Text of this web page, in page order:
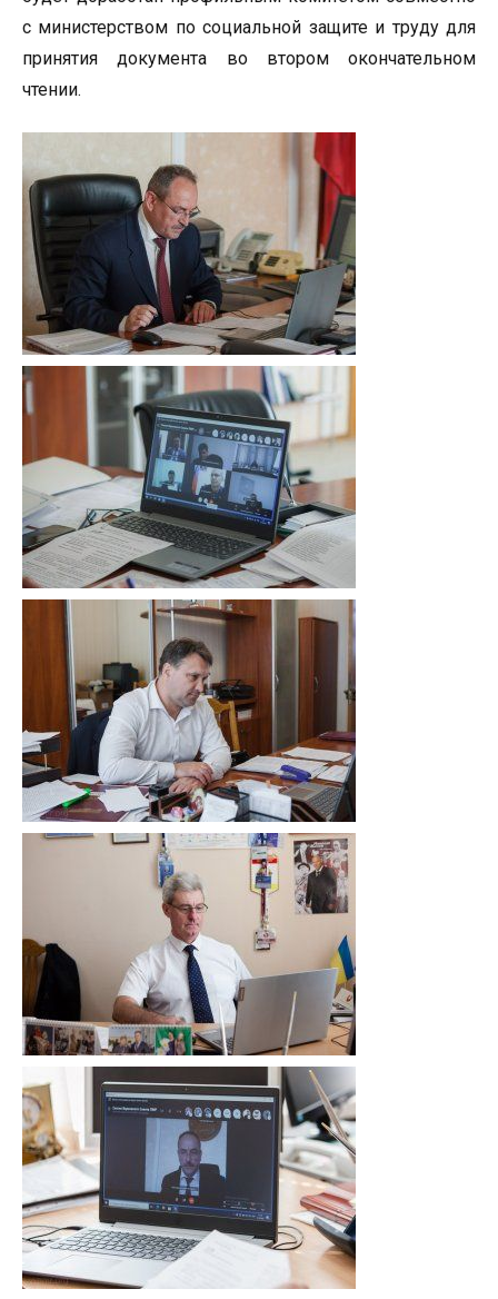
с министерством по социальной защите и труду для
принятия документа во втором окончательном
чтении.